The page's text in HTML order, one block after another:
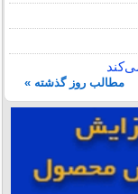
مطالب روز گذشته »